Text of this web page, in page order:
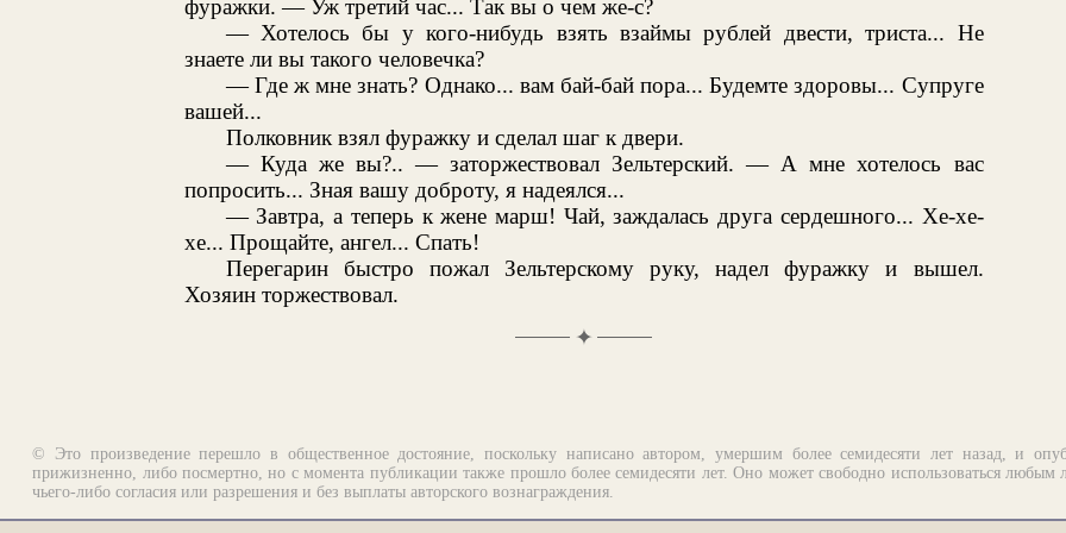
фуражки. — Уж третий час... Так вы о чем же-с?
— Хотелось бы у кого-нибудь взять взаймы рублей двести, триста... Не
знаете ли вы такого человечка?
— Где ж мне знать? Однако... вам бай-бай пора... Будемте здоровы... Супруге
вашей...
Полковник взял фуражку и сделал шаг к двери.
— Куда же вы?.. — заторжествовал Зельтерский. — А мне хотелось вас
попросить... Зная вашу доброту, я надеялся...
— Завтра, а теперь к жене марш! Чай, заждалась друга сердешного... Хе-хе-
хе... Прощайте, ангел... Спать!
Перегарин быстро пожал Зельтерскому руку, надел фуражку и вышел.
Хозяин торжествовал.
✦
© Это произведение перешло в общественное достояние, поскольку написано автором, умершим более семидесяти лет назад, и
прижизненно, либо посмертно, но с момента публикации также прошло более семидесяти лет. Оно может свободно использоваться любым
чьего-либо согласия или разрешения и без выплаты авторского вознаграждения.